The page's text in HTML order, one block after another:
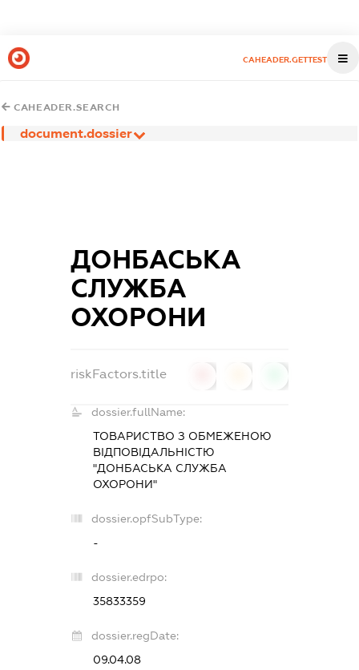
CAHEADER.GETTEST
CAHEADER.SEARCH
document.dossier
ДОНБАСЬКА
СЛУЖБА
ОХОРОНИ
riskFactors.title
dossier.fullName:
ТОВАРИСТВО З ОБМЕЖЕНОЮ
ВІДПОВІДАЛЬНІСТЮ
"ДОНБАСЬКА СЛУЖБА
ОХОРОНИ"
dossier.opfSubType:
-
dossier.edrpo:
35833359
dossier.regDate:
09.04.08